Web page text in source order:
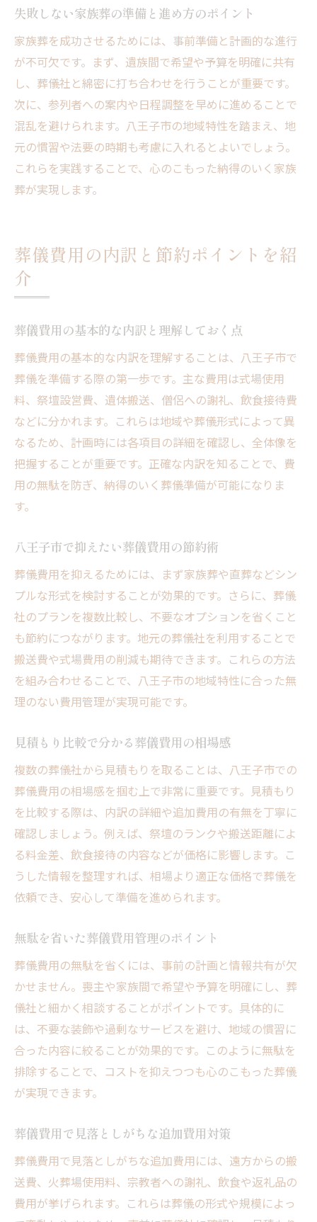
失敗しない家族葬の準備と進め方のポイント
家族葬を成功させるためには、事前準備と計画的な進行
が不可欠です。まず、遺族間で希望や予算を明確に共有
し、葬儀社と綿密に打ち合わせを行うことが重要です。
次に、参列者への案内や日程調整を早めに進めることで
混乱を避けられます。八王子市の地域特性を踏まえ、地
元の慣習や法要の時期も考慮に入れるとよいでしょう。
これらを実践することで、心のこもった納得のいく家族
葬が実現します。
葬儀費用の内訳と節約ポイントを紹
介
葬儀費用の基本的な内訳と理解しておく点
葬儀費用の基本的な内訳を理解することは、八王子市で
葬儀を準備する際の第一歩です。主な費用は式場使用
料、祭壇設営費、遺体搬送、僧侶への謝礼、飲食接待費
などに分かれます。これらは地域や葬儀形式によって異
なるため、計画時には各項目の詳細を確認し、全体像を
把握することが重要です。正確な内訳を知ることで、費
用の無駄を防ぎ、納得のいく葬儀準備が可能になりま
す。
八王子市で抑えたい葬儀費用の節約術
葬儀費用を抑えるためには、まず家族葬や直葬などシン
プルな形式を検討することが効果的です。さらに、葬儀
社のプランを複数比較し、不要なオプションを省くこと
も節約につながります。地元の葬儀社を利用することで
搬送費や式場費用の削減も期待できます。これらの方法
を組み合わせることで、八王子市の地域特性に合った無
理のない費用管理が実現可能です。
見積もり比較で分かる葬儀費用の相場感
複数の葬儀社から見積もりを取ることは、八王子市での
葬儀費用の相場感を掴む上で非常に重要です。見積もり
を比較する際は、内訳の詳細や追加費用の有無を丁寧に
確認しましょう。例えば、祭壇のランクや搬送距離によ
る料金差、飲食接待の内容などが価格に影響します。こ
うした情報を整理すれば、相場より適正な価格で葬儀を
依頼でき、安心して準備を進められます。
無駄を省いた葬儀費用管理のポイント
葬儀費用の無駄を省くには、事前の計画と情報共有が欠
かせません。喪主や家族間で希望や予算を明確にし、葬
儀社と細かく相談することがポイントです。具体的に
は、不要な装飾や過剰なサービスを避け、地域の慣習に
合った内容に絞ることが効果的です。このように無駄を
排除することで、コストを抑えつつも心のこもった葬儀
が実現できます。
葬儀費用で見落としがちな追加費用対策
葬儀費用で見落としがちな追加費用には、遠方からの搬
送費、火葬場使用料、宗教者への謝礼、飲食や返礼品の
費用が挙げられます。これらは葬儀の形式や規模によっ